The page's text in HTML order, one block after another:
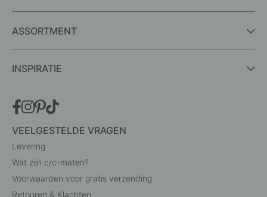
ASSORTMENT
INSPIRATIE
VEELGESTELDE VRAGEN
Levering
Wat zijn c/c-maten?
Voorwaarden voor gratis verzending
Retouren & Klachten